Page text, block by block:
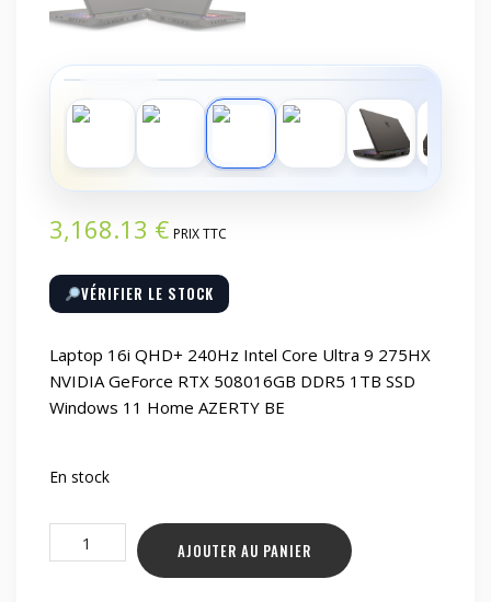
›
3,168.13 € PRIX TTC
VÉRIFIER LE STOCK
Laptop 16i QHD+ 240Hz Intel Core Ultra 9 275HX
NVIDIA GeForce RTX 508016GB DDR5 1TB SSD
Windows 11 Home AZERTY BE
En stock
quantité
de
AJOUTER AU PANIER